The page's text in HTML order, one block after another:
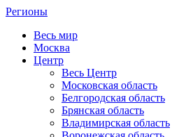
Регионы
Весь мир
Москва
Центр
Весь Центр
Московская область
Белгородская область
Брянская область
Владимирская область